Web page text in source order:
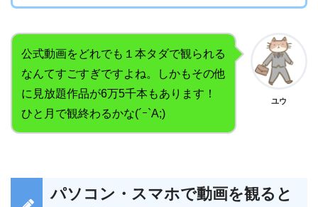
公式動画をどれでも１本タダで観られる
なんてすごすぎですよね。しかもその他
に見放題作品が6万5千本もあります！
ひと月で観終わるかな(´ｰ`A;)
ユウ
パソコン・スマホで動画を観ると